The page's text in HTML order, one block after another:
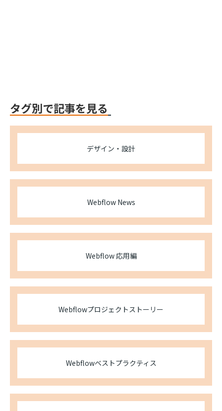
タグ別で記事を見る
デザイン・設計
Webflow News
Webflow 応用編
Webflowプロジェクトストーリー
Webflowベストプラクティス